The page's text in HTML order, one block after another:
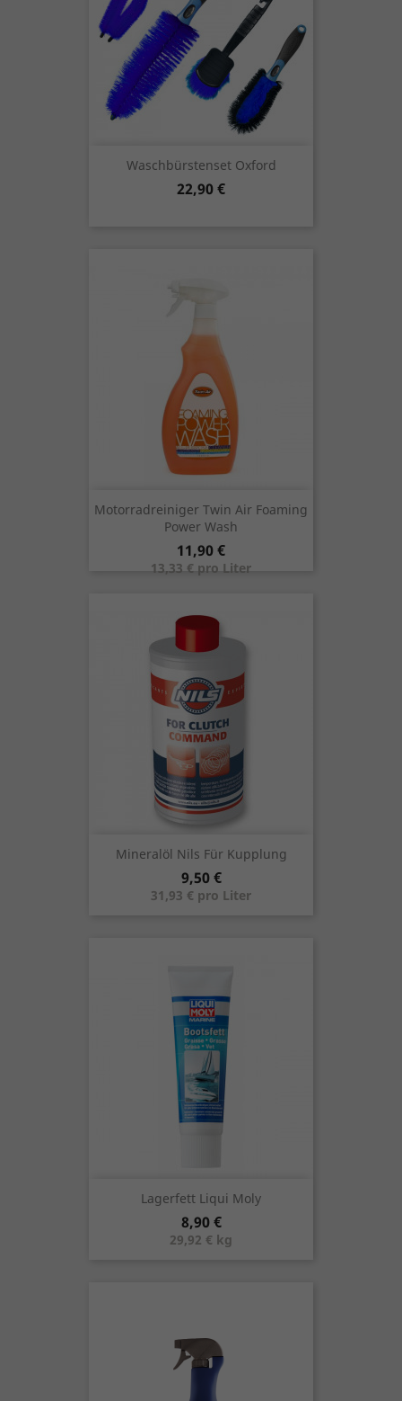
Waschbürstenset Oxford
Preis
22,90 €
Motorradreiniger Twin Air Foaming
Power Wash
Preis
11,90 €
13,33 € pro Liter
Mineralöl Nils Für Kupplung
Preis
9,50 €
31,93 € pro Liter
Lagerfett Liqui Moly
Preis
8,90 €
29,92 € kg